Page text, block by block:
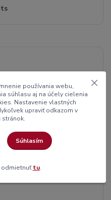
Green pearl
Boilies
Cray fish
Squid Salmon
Ecsed
carpfishing
používania webu,
súhlasu aj na účely cielenia
Nastavenie vlastných
upraviť odkazom v
Súhlasím
odmietnuťtu.